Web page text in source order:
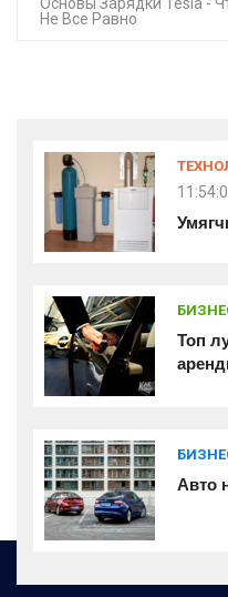
Не Все Равно
Топ
Авто